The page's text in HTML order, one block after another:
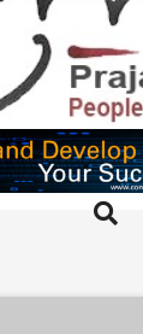
Search